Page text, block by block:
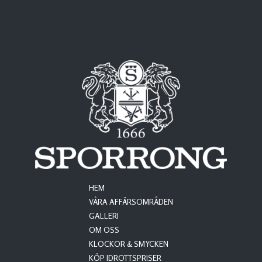
HEM
VÅRA AFFÄRSOMRÅDEN
GALLERI
OM OSS
KLOCKOR & SMYCKEN
KÖP IDROTTSPRISER